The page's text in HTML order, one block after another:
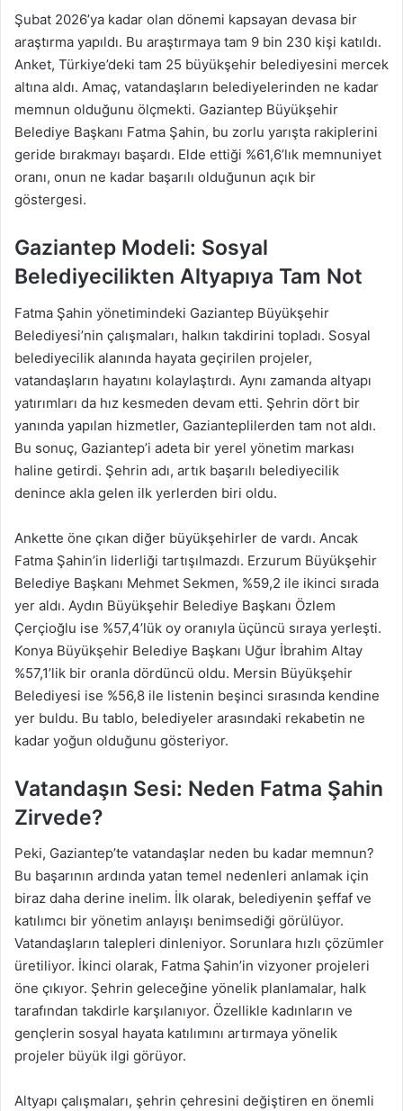
Şubat 2026’ya kadar olan dönemi kapsayan devasa bir
araştırma yapıldı. Bu araştırmaya tam 9 bin 230 kişi katıldı.
Anket, Türkiye’deki tam 25 büyükşehir belediyesini mercek
altına aldı. Amaç, vatandaşların belediyelerinden ne kadar
memnun olduğunu ölçmekti. Gaziantep Büyükşehir
Belediye Başkanı Fatma Şahin, bu zorlu yarışta rakiplerini
geride bırakmayı başardı. Elde ettiği %61,6’lık memnuniyet
oranı, onun ne kadar başarılı olduğunun açık bir
göstergesi.
Gaziantep Modeli: Sosyal
Belediyecilikten Altyapıya Tam Not
Fatma Şahin yönetimindeki Gaziantep Büyükşehir
Belediyesi’nin çalışmaları, halkın takdirini topladı. Sosyal
belediyecilik alanında hayata geçirilen projeler,
vatandaşların hayatını kolaylaştırdı. Aynı zamanda altyapı
yatırımları da hız kesmeden devam etti. Şehrin dört bir
yanında yapılan hizmetler, Gazianteplilerden tam not aldı.
Bu sonuç, Gaziantep’i adeta bir yerel yönetim markası
haline getirdi. Şehrin adı, artık başarılı belediyecilik
denince akla gelen ilk yerlerden biri oldu.
Ankette öne çıkan diğer büyükşehirler de vardı. Ancak
Fatma Şahin’in liderliği tartışılmazdı. Erzurum Büyükşehir
Belediye Başkanı Mehmet Sekmen, %59,2 ile ikinci sırada
yer aldı. Aydın Büyükşehir Belediye Başkanı Özlem
Çerçioğlu ise %57,4’lük oy oranıyla üçüncü sıraya yerleşti.
Konya Büyükşehir Belediye Başkanı Uğur İbrahim Altay
%57,1’lik bir oranla dördüncü oldu. Mersin Büyükşehir
Belediyesi ise %56,8 ile listenin beşinci sırasında kendine
yer buldu. Bu tablo, belediyeler arasındaki rekabetin ne
kadar yoğun olduğunu gösteriyor.
Vatandaşın Sesi: Neden Fatma Şahin
Zirvede?
Peki, Gaziantep’te vatandaşlar neden bu kadar memnun?
Bu başarının ardında yatan temel nedenleri anlamak için
biraz daha derine inelim. İlk olarak, belediyenin şeffaf ve
katılımcı bir yönetim anlayışı benimsediği görülüyor.
Vatandaşların talepleri dinleniyor. Sorunlara hızlı çözümler
üretiliyor. İkinci olarak, Fatma Şahin’in vizyoner projeleri
öne çıkıyor. Şehrin geleceğine yönelik planlamalar, halk
tarafından takdirle karşılanıyor. Özellikle kadınların ve
gençlerin sosyal hayata katılımını artırmaya yönelik
projeler büyük ilgi görüyor.
Altyapı çalışmaları, şehrin çehresini değiştiren en önemli